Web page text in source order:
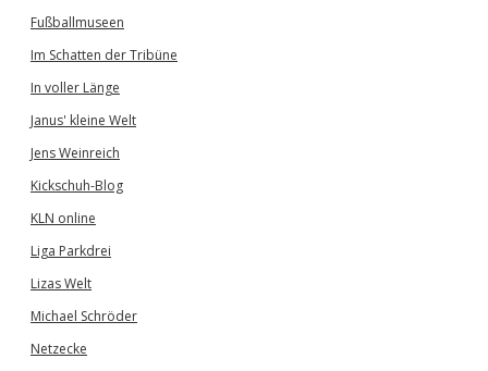
Fußballmuseen
Im Schatten der Tribüne
In voller Länge
Janus' kleine Welt
Jens Weinreich
Kickschuh-Blog
KLN online
Liga Parkdrei
Lizas Welt
Michael Schröder
Netzecke